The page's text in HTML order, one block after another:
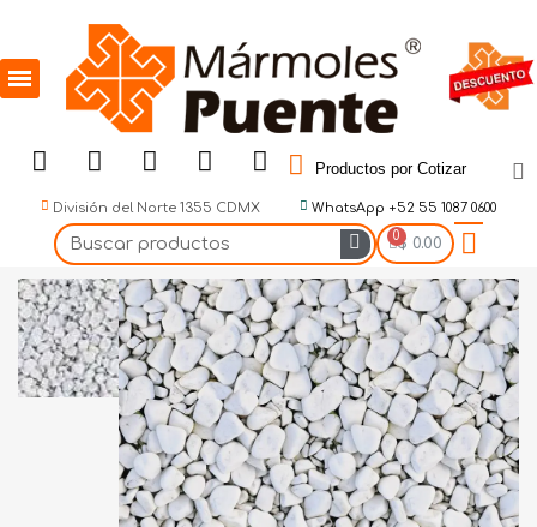
Productos por Cotizar
División del Norte 1355 CDMX WhatsApp +52 55 1087 0600
$ 0.00